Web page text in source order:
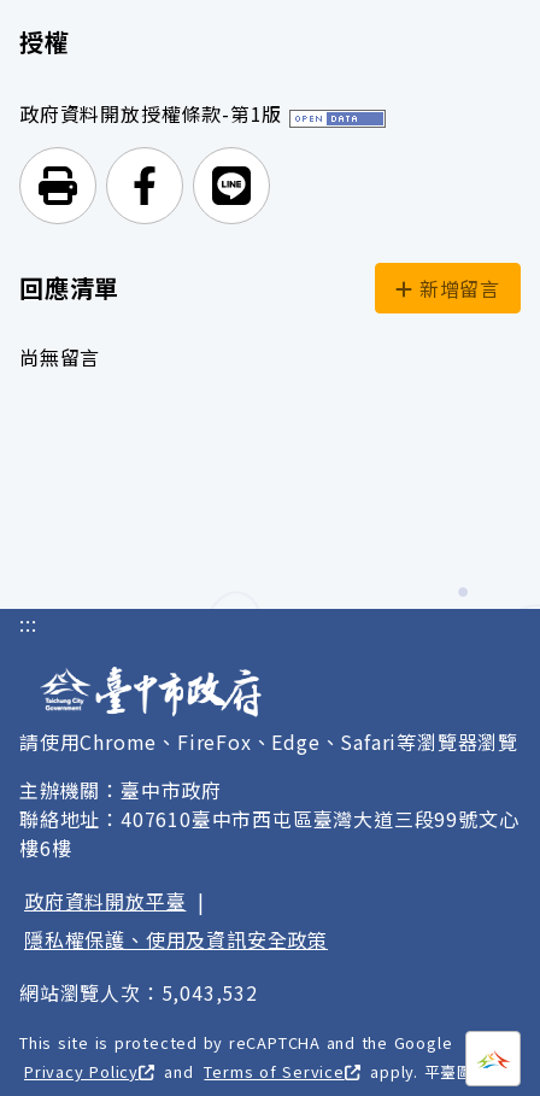
授權
政府資料開放授權條款-第1版
列印頁面前往Facebook
前往Line
回應清單 新增留言
尚無留言
打開
:::
請使用Chrome、FireFox、Edge、Safari等瀏覽器瀏覽
主辦機關：臺中市政府
聯絡地址：407610臺中市西屯區臺灣大道三段99號文心
樓6樓
政府資料開放平臺 |
隱私權保護、使用及資訊安全政策
網站瀏覽人次：5,043,532
This site is protected by reCAPTCHA and the Google
Privacy Policy
and Terms of Service
apply. 平臺圖像以